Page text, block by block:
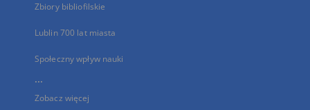
Zbiory bibliofilskie
Lublin 700 lat miasta
Społeczny wpływ nauki
...
Zobacz więcej